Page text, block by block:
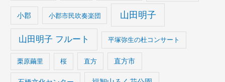
小郡 小郡市民吹奏楽団 山田明子
山田明子 フルート 平塚弥生の杜コンサート
栗原繭里 桜 直方 直方市